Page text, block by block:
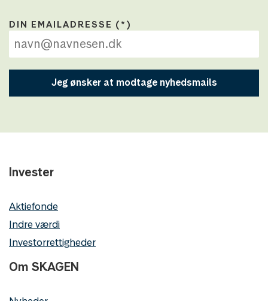
DIN EMAILADRESSE
Jeg ønsker at modtage nyhedsmails
Invester
Aktiefonde
Indre værdi
Investorrettigheder
Om SKAGEN